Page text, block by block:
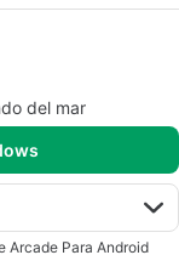
del mar
Arcade Para Android